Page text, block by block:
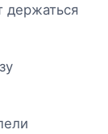
держаться